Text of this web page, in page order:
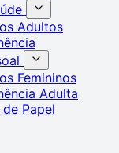
Adultos
Femininos
Adulta
Papel